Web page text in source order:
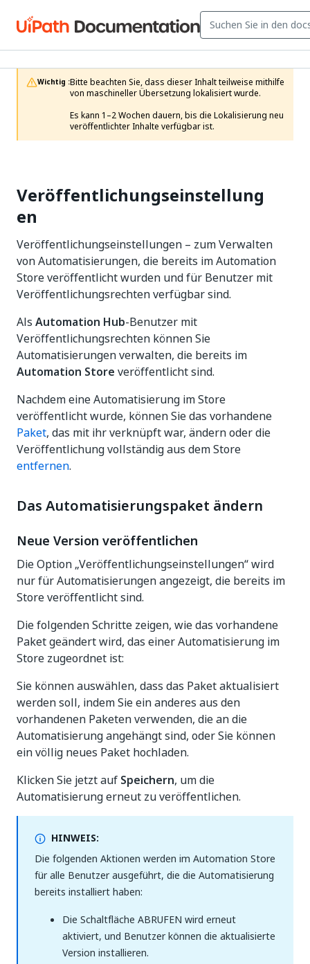
Wichtig :Bitte beachten Sie, dass dieser Inhalt teilweise mithilfe
von maschineller Übersetzung lokalisiert wurde.
Es kann 1–2 Wochen dauern, bis die Lokalisierung neu
veröffentlichter Inhalte verfügbar ist.
Veröffentlichungseinstellung
en
Veröffentlichungseinstellungen – zum Verwalten
von Automatisierungen, die bereits im Automation
Store veröffentlicht wurden und für Benutzer mit
Veröffentlichungsrechten verfügbar sind.
Als Automation Hub-Benutzer mit
Veröffentlichungsrechten können Sie
Automatisierungen verwalten, die bereits im
Automation Store veröffentlicht sind.
Nachdem eine Automatisierung im Store
veröffentlicht wurde, können Sie das vorhandene
Paket, das mit ihr verknüpft war, ändern oder die
Veröffentlichung vollständig aus dem Store
entfernen.
Das Automatisierungspaket ändern
Neue Version veröffentlichen
Die Option „Veröffentlichungseinstellungen“ wird
nur für Automatisierungen angezeigt, die bereits im
Store veröffentlicht sind.
Die folgenden Schritte zeigen, wie das vorhandene
Paket geändert wird, das einer Automatisierung im
Store zugeordnet ist:
Sie können auswählen, dass das Paket aktualisiert
werden soll, indem Sie ein anderes aus den
vorhandenen Paketen verwenden, die an die
Automatisierung angehängt sind, oder Sie können
ein völlig neues Paket hochladen.
Klicken Sie jetzt auf Speichern, um die
Automatisierung erneut zu veröffentlichen.
HINWEIS:
Die folgenden Aktionen werden im Automation Store
für alle Benutzer ausgeführt, die die Automatisierung
bereits installiert haben:
Die Schaltfläche ABRUFEN wird erneut
aktiviert, und Benutzer können die aktualisierte
Version installieren.